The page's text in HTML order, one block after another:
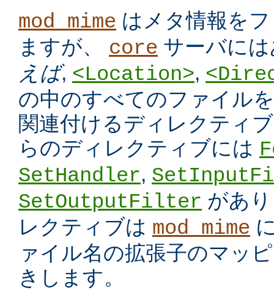
mod_mime はメタ情報を
ますが、 core サーバに
えば, <Location>,
の中のすべてのファイル
関連付けるディレクティ
らのディレクティブには
SetHandler,
SetOutputFilter があ
レクティブは mod_mime
ァイル名の拡張子のマッ
きします。